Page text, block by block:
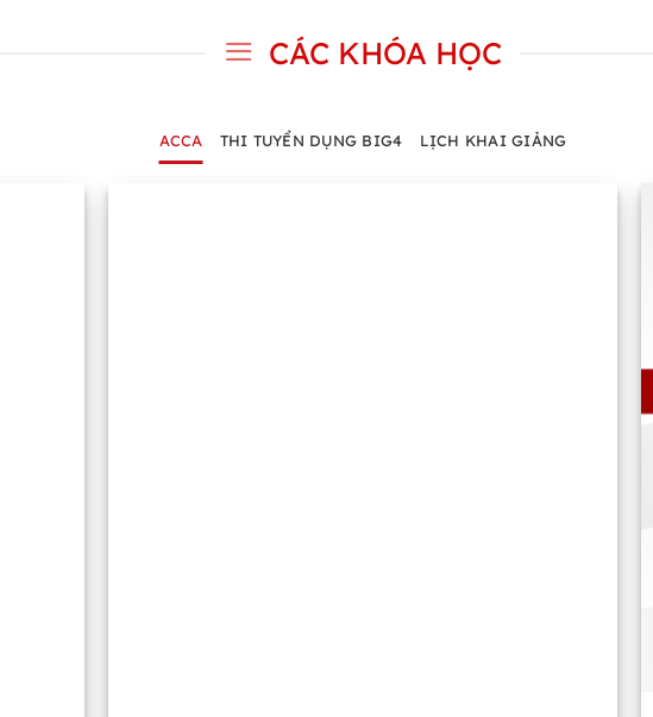
CÁC KHÓA HỌC
ACCA THI TUYỂN DỤNG BIG4 LỊCH KHAI GIẢNG